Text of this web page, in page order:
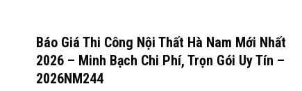
Báo Giá Thi Công Nội Thất Hà Nam Mới Nhất
2026 – Minh Bạch Chi Phí, Trọn Gói Uy Tín –
2026NM244